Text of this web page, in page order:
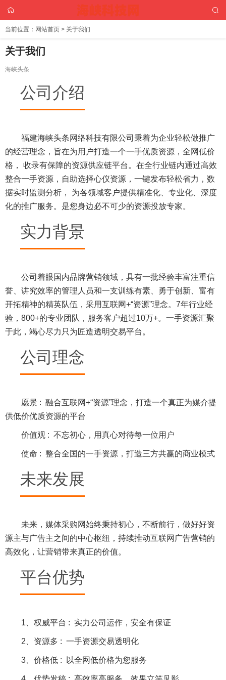
当前位置： 网站首页 > 关于我们
关于我们
海峡头条
公司介绍
福建海峡头条网络科技有限公司秉着为企业轻松做推广
的经营理念，旨在为用户打造一个一手优质资源，全网低价
格， 收录有保障的资源供应链平台。在全行业链内通过高效
整合一手资源，自助选择心仪资源，一键发布轻松省力，数
据实时监测分析， 为各领域客户提供精准化、专业化、深度
化的推广服务。是您身边必不可少的资源投放专家。
实力背景
公司着眼国内品牌营销领域，具有一批经验丰富注重信
誉、讲究效率的管理人员和一支训练有素、勇于创新、富有
开拓精神的精英队伍，采用互联网+“资源”理念。7年行业经
验，800+的专业团队，服务客户超过10万+。一手资源汇聚
于此，竭心尽力只为匠造透明交易平台。
公司理念
愿景 : 融合互联网+“资源”理念，打造一个真正为媒介提
供低价优质资源的平台
价值观 : 不忘初心，用真心对待每一位用户
使命 : 整合全国的一手资源，打造三方共赢的商业模式
未来发展
未来，媒体采购网始终秉持初心，不断前行，做好好资
源主与广告主之间的中心枢纽，持续推动互联网广告营销的
高效化，让营销带来真正的价值。
平台优势
1、权威平台 : 实力公司运作，安全有保证
2、资源多 : 一手资源交易透明化
3、价格低 : 以全网低价格为您服务